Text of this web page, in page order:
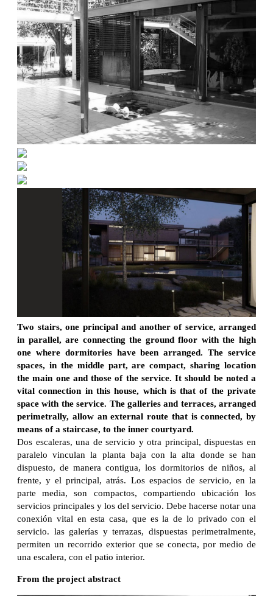
Two stairs, one principal and another of service, arranged
in parallel, are connecting the ground floor with the high
one where dormitories have been arranged. The service
spaces, in the middle part, are compact, sharing location
the main one and those of the service. It should be noted a
vital connection in this house, which is that of the private
space with the service. The galleries and terraces, arranged
perimetrally, allow an external route that is connected, by
means of a staircase, to the inner courtyard.
Dos escaleras, una de servicio y otra principal, dispuestas en
paralelo vinculan la planta baja con la alta donde se han
dispuesto, de manera contigua, los dormitorios de niños, al
frente, y el principal, atrás. Los espacios de servicio, en la
parte media, son compactos, compartiendo ubicación los
servicios principales y los del servicio. Debe hacerse notar una
conexión vital en esta casa, que es la de lo privado con el
servicio. las galerías y terrazas, dispuestas perimetralmente,
permiten un recorrido exterior que se conecta, por medio de
una escalera, con el patio interior.
From the project abstract